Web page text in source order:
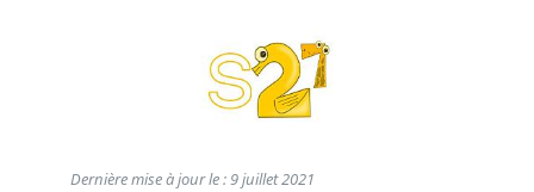
Dernière mise à jour le : 9 juillet 2021